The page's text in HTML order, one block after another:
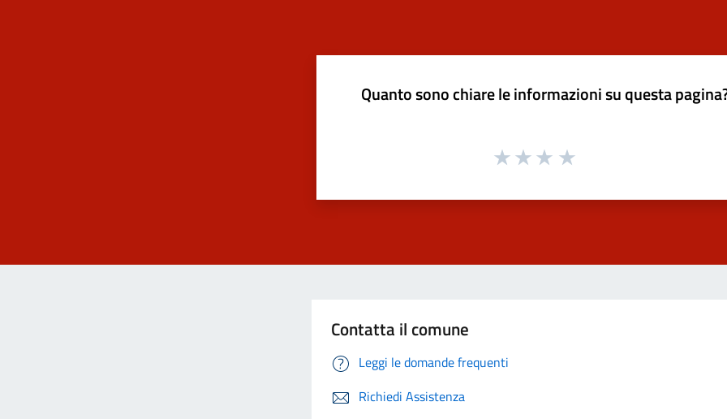
Quanto sono chiare le informazioni su questa
Contatta il comune
Leggi le domande frequenti
Richiedi Assistenza